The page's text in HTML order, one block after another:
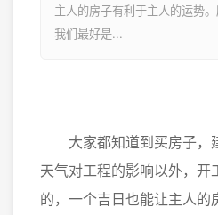
主人的房子有利于主人的运势。
我们最好是...
大家都知道到买房子，
天气对工程的影响以外，开
的，一个吉日也能让主人的